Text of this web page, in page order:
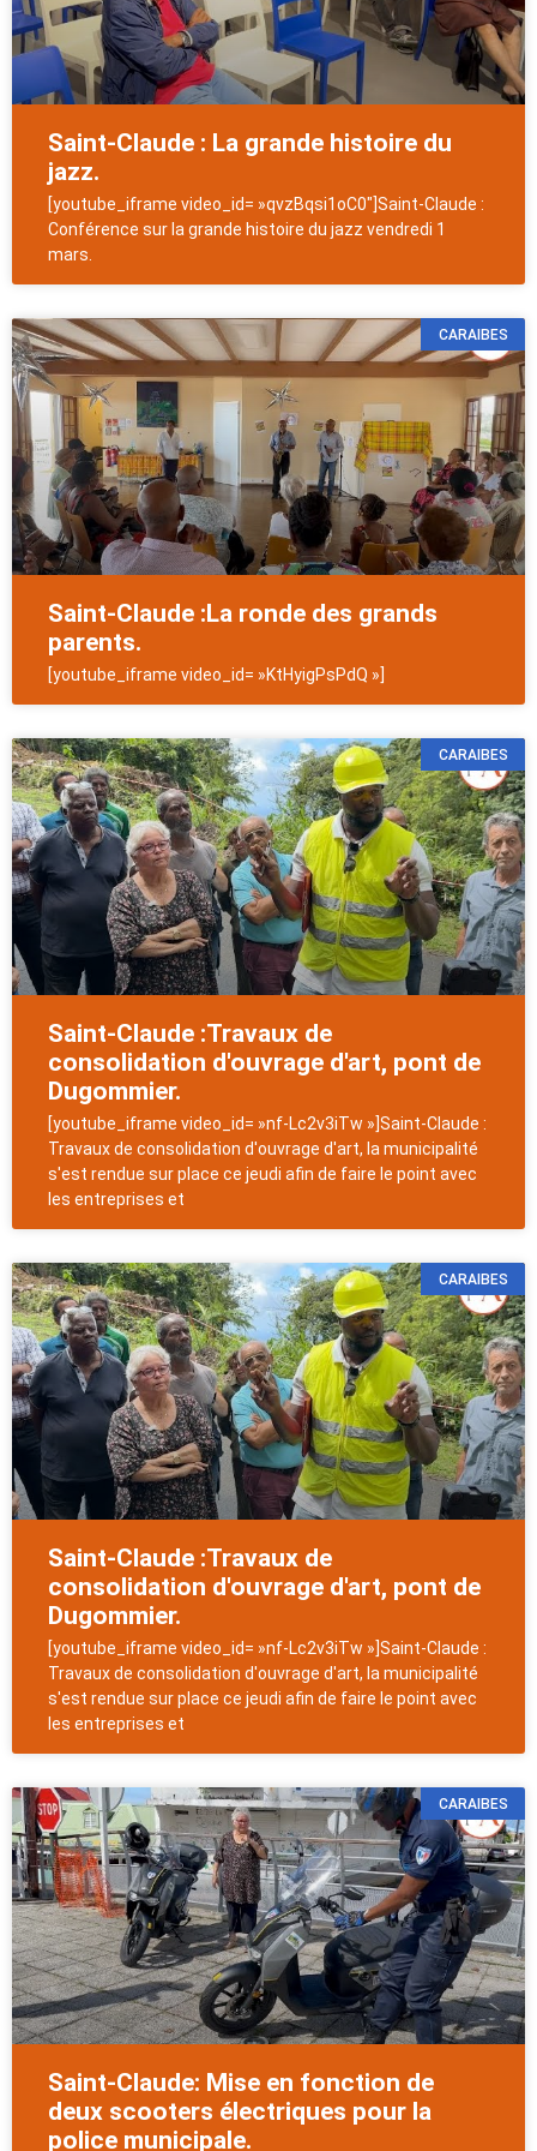
Saint-Claude : La grande histoire du
jazz.
[youtube_iframe video_id= »qvzBqsi1oC0″]Saint-Claude :
Conférence sur la grande histoire du jazz vendredi 1
mars.
CARAIBES
Saint-Claude :La ronde des grands
parents.
[youtube_iframe video_id= »KtHyigPsPdQ »]
CARAIBES
Saint-Claude :Travaux de
consolidation d'ouvrage d'art, pont de
Dugommier.
[youtube_iframe video_id= »nf-Lc2v3iTw »]Saint-Claude :
Travaux de consolidation d'ouvrage d'art, la municipalité
s'est rendue sur place ce jeudi afin de faire le point avec
les entreprises et
CARAIBES
Saint-Claude :Travaux de
consolidation d'ouvrage d'art, pont de
Dugommier.
[youtube_iframe video_id= »nf-Lc2v3iTw »]Saint-Claude :
Travaux de consolidation d'ouvrage d'art, la municipalité
s'est rendue sur place ce jeudi afin de faire le point avec
les entreprises et
CARAIBES
Saint-Claude: Mise en fonction de
deux scooters électriques pour la
police municipale.